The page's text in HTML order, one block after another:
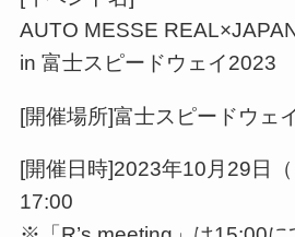
AUTO MESSE
in 富士スピードウェイ2023
[開催場所]富士スピードウェ
[開催日時]2023年10月29日
17:00